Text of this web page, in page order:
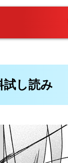
試し読み